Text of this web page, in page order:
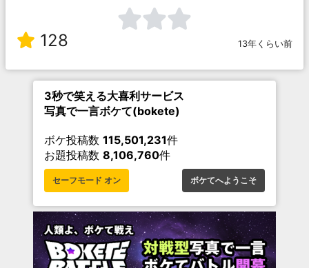
128 13年くらい前
3秒で笑える大喜利サービス
写真で一言ボケて(bokete)
ボケ投稿数 115,501,231件
お題投稿数 8,106,760件
セーフモード オン ボケてへようこそ